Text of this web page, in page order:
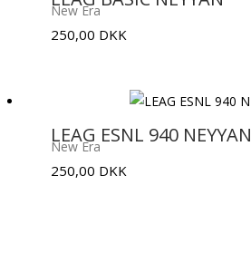
New Era
250,00 DKK
LEAG ESNL 940 NEYYAN
New Era
250,00 DKK